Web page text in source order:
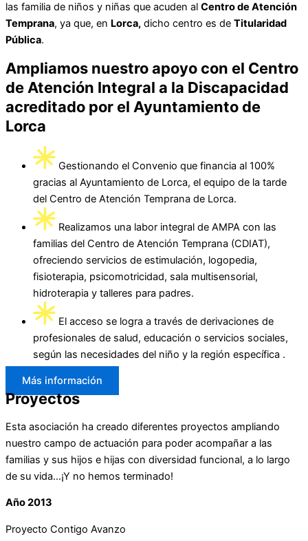
las familia de niños y niñas que acuden al Centro de Atención
Temprana, ya que, en Lorca, dicho centro es de Titularidad
Pública.
Ampliamos nuestro apoyo con el Centro
de Atención Integral a la Discapacidad
acreditado por el Ayuntamiento de
Lorca
Gestionando el Convenio que financia al 100%
gracias al Ayuntamiento de Lorca, el equipo de la tarde
del Centro de Atención Temprana de Lorca.
Realizamos una labor integral de AMPA con las
familias del Centro de Atención Temprana (CDIAT),
ofreciendo servicios de estimulación, logopedia,
fisioterapia, psicomotricidad, sala multisensorial,
hidroterapia y talleres para padres.
El acceso se logra a través de derivaciones de
profesionales de salud, educación o servicios sociales,
según las necesidades del niño y la región específica .
Más información
Proyectos
Esta asociación ha creado diferentes proyectos ampliando
nuestro campo de actuación para poder acompañar a las
familias y sus hijos e hijas con diversidad funcional, a lo largo
de su vida…¡Y no hemos terminado!
Año 2013
Proyecto Contigo Avanzo